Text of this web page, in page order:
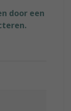
door een